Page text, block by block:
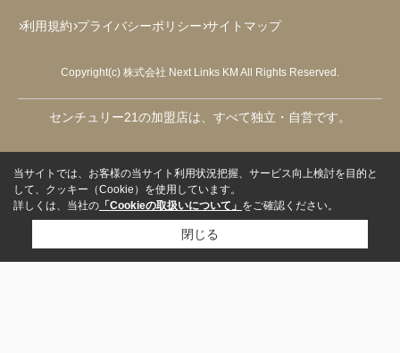
利用規約 プライバシーポリシー サイトマップ
Copyright(c) 株式会社 Next Links KM All Rights Reserved.
センチュリー21の加盟店は、すべて独立・自営です。
当サイトでは、お客様の当サイト利用状況把握、サービス向上検討を目的と
して、クッキー（Cookie）を使用しています。
詳しくは、当社の 「Cookieの取扱いについて」 をご確認ください。
閉じる